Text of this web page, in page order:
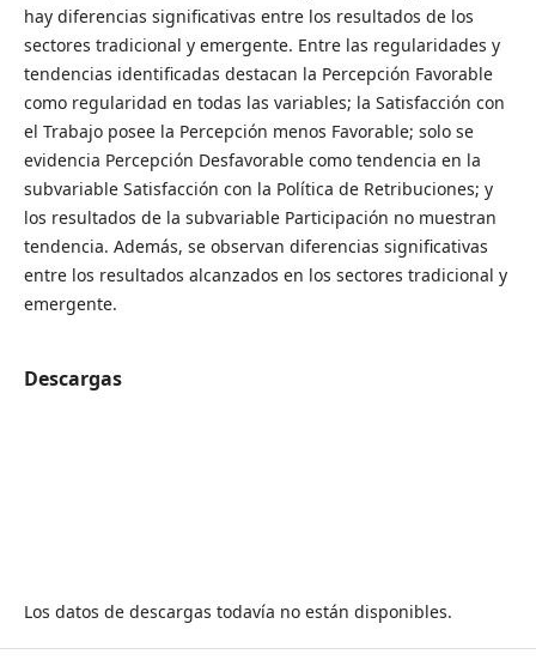
hay diferencias significativas entre los resultados de los
sectores tradicional y emergente. Entre las regularidades y
tendencias identificadas destacan la Percepción Favorable
como regularidad en todas las variables; la Satisfacción con
el Trabajo posee la Percepción menos Favorable; solo se
evidencia Percepción Desfavorable como tendencia en la
subvariable Satisfacción con la Política de Retribuciones; y
los resultados de la subvariable Participación no muestran
tendencia. Además, se observan diferencias significativas
entre los resultados alcanzados en los sectores tradicional y
emergente.
Descargas
Los datos de descargas todavía no están disponibles.